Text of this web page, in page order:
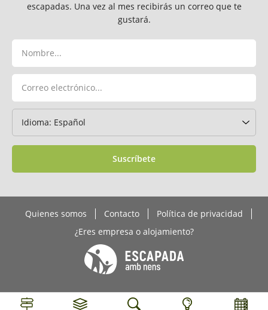
escapadas. Una vez al mes recibirás un correo que te
gustará.
Suscríbete
Quienes somos Contacto
Política de privacidad
¿Eres empresa o alojamiento?